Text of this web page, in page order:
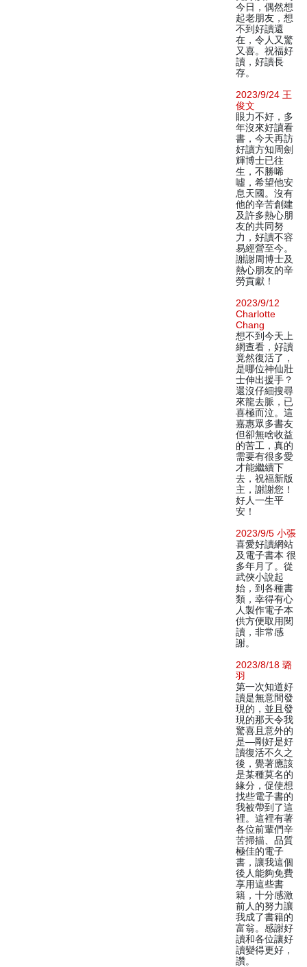
今日，偶然想
起老朋友，想
不到好讀還
在，令人又驚
又喜。祝福好
讀，好讀長
存。
2023/9/24 王
俊文
眼力不好，多
年沒來好讀看
書，今天再訪
好讀方知周劍
輝博士已往
生，不勝唏
噓，希望他安
息天國。沒有
他的辛苦創建
及許多熱心朋
友的共同努
力，好讀不容
易經營至今。
謝謝周博士及
熱心朋友的辛
勞貢獻！
2023/9/12
Charlotte
Chang
想不到今天上
網查看，好讀
竟然復活了，
是哪位神仙壯
士伸出援手？
還沒仔細搜尋
來龍去脈，已
喜極而泣。這
嘉惠眾多書友
但卻無啥收益
的苦工，真的
需要有很多愛
才能繼續下
去，祝福新版
主，謝謝您！
好人一生平
安！
2023/9/5 小張
喜愛好讀網站
及電子書本 很
多年月了。從
武俠小說起
始，到各種書
類，幸得有心
人製作電子本
供方便取用閱
讀，非常感
謝。
2023/8/18 璐
羽
第一次知道好
讀是無意間發
現的，並且發
現的那天令我
驚喜且意外的
是—剛好是好
讀復活不久之
後，覺著應該
是某種莫名的
緣分，促使想
找些電子書的
我被帶到了這
裡。這裡有著
各位前輩們辛
苦掃描、品質
極佳的電子
書，讓我這個
後人能夠免費
享用這些書
籍，十分感激
前人的努力讓
我成了書籍的
富翁。感謝好
讀和各位讓好
讀變得更好，
讚。